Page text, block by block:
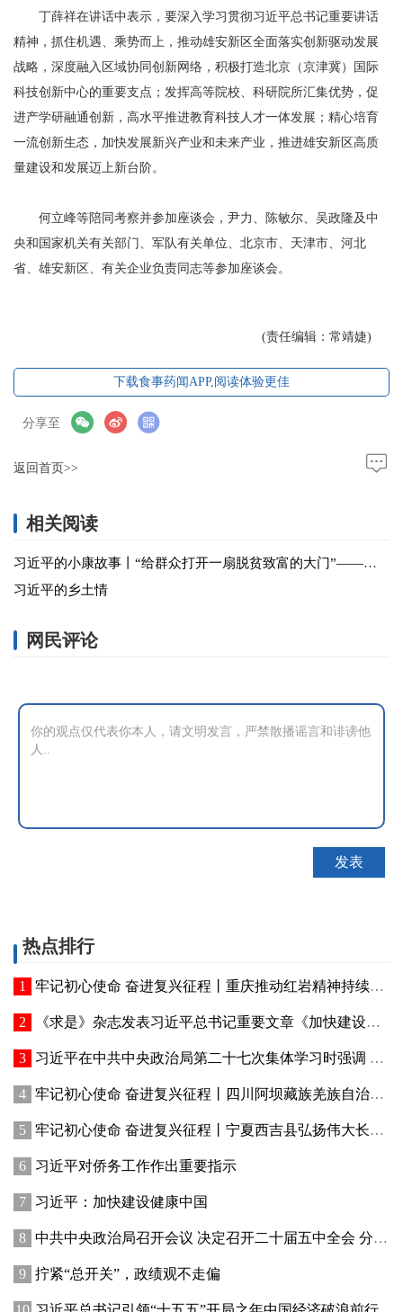
丁薛祥在讲话中表示，要深入学习贯彻习近平总书记重要讲话
精神，抓住机遇、乘势而上，推动雄安新区全面落实创新驱动发展
战略，深度融入区域协同创新网络，积极打造北京（京津冀）国际
科技创新中心的重要支点；发挥高等院校、科研院所汇集优势，促
进产学研融通创新，高水平推进教育科技人才一体发展；精心培育
一流创新生态，加快发展新兴产业和未来产业，推进雄安新区高质
量建设和发展迈上新台阶。
何立峰等陪同考察并参加座谈会，尹力、陈敏尔、吴政隆及中
央和国家机关有关部门、军队有关单位、北京市、天津市、河北
省、雄安新区、有关企业负责同志等参加座谈会。
(责任编辑：常靖婕)
下载食事药闻APP,阅读体验更佳
分享至
返回首页>>
相关阅读
习近平的小康故事丨“给群众打开一扇脱贫致富的大门”——习近平关心百姓出行的故事
习近平的乡土情
网民评论
热点排行
牢记初心使命 奋进复兴征程丨重庆推动红岩精神持续焕发新的时代光芒 红岩丹心向阳开
《求是》杂志发表习近平总书记重要文章《加快建设健康中国》
习近平在中共中央政治局第二十七次集体学习时强调 强化政治引领 深化创新发展 高质量推进国防和军队现代化
牢记初心使命 奋进复兴征程丨四川阿坝藏族羌族自治州赓续红色血脉、厚植生态优势—— 红色旅游火 高原绿意浓
牢记初心使命 奋进复兴征程丨宁夏西吉县弘扬伟大长征精神——讲好红色故事发展乡村产业
习近平对侨务工作作出重要指示
习近平：加快建设健康中国
中共中央政治局召开会议 决定召开二十届五中全会 分析研究当前经济形势和经济工作 中共中央总书记习近平主持会议
拧紧“总开关”，政绩观不走偏